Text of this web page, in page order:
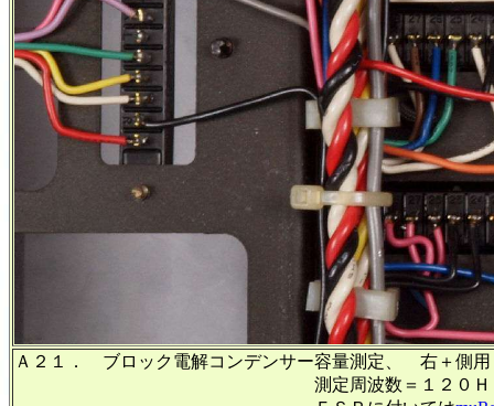
Ａ２１．
ブロック電解コンデンサー容量測定、 右＋側用
測定周波数＝１２０Ｈｚ、ＥＳＲは測